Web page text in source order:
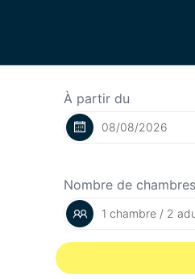
À partir du
Nombre de chambres
1 chambre / 2